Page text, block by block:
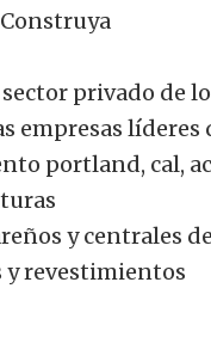
privado de
empresas líderes
portland, cal,
y centrales
y revestimientos